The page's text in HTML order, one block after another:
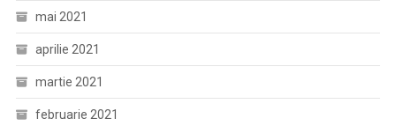
mai 2021
aprilie 2021
martie 2021
februarie 2021